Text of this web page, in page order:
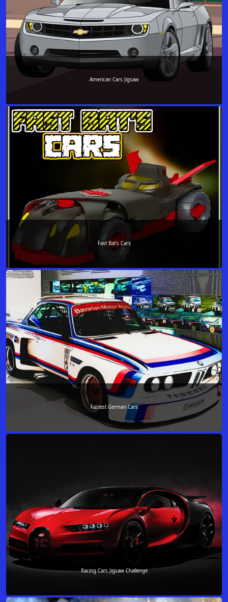
American Cars Jigsaw
Fast Bat's Cars
Fastest German Cars
Racing Cars Jigsaw Challenge